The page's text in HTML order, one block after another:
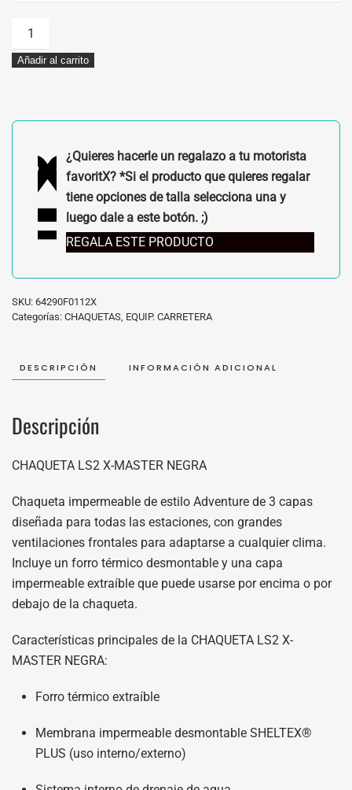
CHAQUETA
LS2
X-
cantidad
Añadir al carrito
¿Quieres hacerle un regalazo a tu motorista
favoritX? *Si el producto que quieres regalar
tiene opciones de talla selecciona una y
luego dale a este botón. ;)
REGALA ESTE PRODUCTO
SKU: 64290F0112X
Categorías: CHAQUETAS, EQUIP. CARRETERA
DESCRIPCIÓN INFORMACIÓN ADICIONAL
Descripción
CHAQUETA LS2 X-MASTER NEGRA
Chaqueta impermeable de estilo Adventure de 3 capas
diseñada para todas las estaciones, con grandes
ventilaciones frontales para adaptarse a cualquier clima.
Incluye un forro térmico desmontable y una capa
impermeable extraíble que puede usarse por encima o por
debajo de la chaqueta.
Características principales de la CHAQUETA LS2 X-
MASTER NEGRA:
Forro térmico extraíble
Membrana impermeable desmontable SHELTEX®
PLUS (uso interno/externo)